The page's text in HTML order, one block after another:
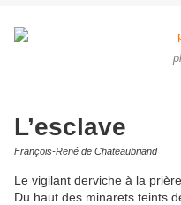
L’esclave
François-René de Chateaubriand
Le vigilant derviche à la
Du haut des minarets teints